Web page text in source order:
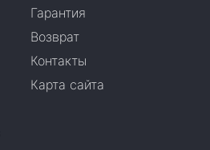
Гарантия
Возврат
Контакты
Карта сайта